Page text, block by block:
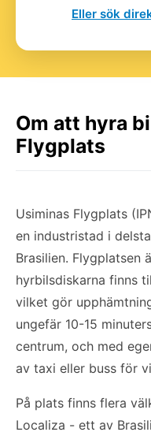
Eller sök
Om att hyra
Flygplats
Usiminas Flygplats
en industristad i
Brasilien. Flygplatsen
hyrbilsdiskarna finns
vilket gör
ungefär 10-15
centrum, och med
av taxi eller buss för
På plats finns flera
Localiza - ett av